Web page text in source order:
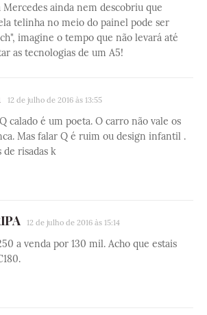
Mercedes ainda nem descobriu que
telinha no meio do painel pode ser
imagine o tempo que não levará até
as tecnologias de um A5!
12 de julho de 2016 às 13:55
calado é um poeta. O carro não vale os
Mas falar Q é ruim ou design infantil .
de risadas k
12 de julho de 2016 às 15:14
a venda por 130 mil. Acho que estais